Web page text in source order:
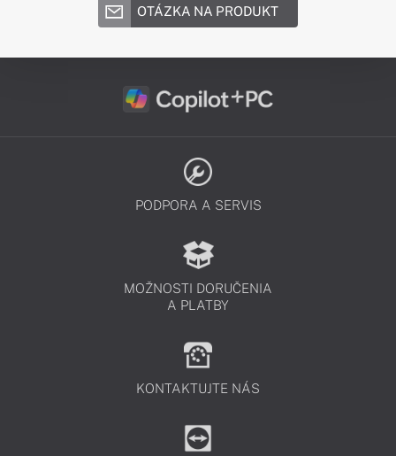
OTÁZKA NA PRODUKT
PODPORA A SERVIS
MOŽNOSTI DORUČENIA
A PLATBY
KONTAKTUJTE NÁS